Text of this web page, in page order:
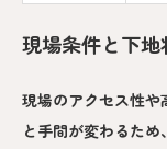
現場条件と下
現場のアクセス性や
と手間が変わるた